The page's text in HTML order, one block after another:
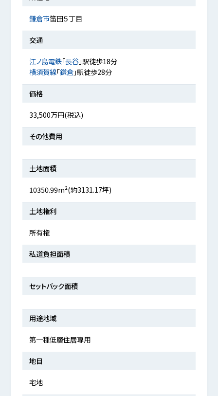
鎌倉市笛田５丁目
交通
江ノ島電鉄「長谷」駅徒歩18分
横須賀線「鎌倉」駅徒歩28分
価格
33,500万円(税込)
その他費用
土地面積
10350.99m²(約3131.17坪)
土地権利
所有権
私道負担面積
セットバック面積
用途地域
第一種低層住居専用
地目
宅地